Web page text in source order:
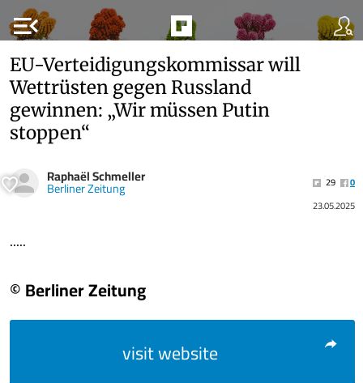
menu_open
EU-Verteidigungskommissar will
Wettrüsten gegen Russland
gewinnen: „Wir müssen Putin
stoppen“
Raphaël Schmeller
Berliner Zeitung 29
0
23.05.2025
.....
© Berliner Zeitung
visit website